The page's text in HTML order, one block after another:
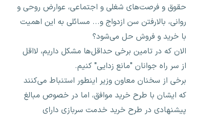
حقوق و فرصت‌های شغلی و اجتماعی، عوارض روحی و
روانی، بالارفتن سن ازدواج و... مسائلی به این اهمیت
با خرید و فروش حل می‌شود؟
الان که در تامین برخی حداقل‌ها مشکل داریم، لااقل
از سر راه جوانان "مانع زدایی" کنیم.
برخی از سخنان معاون وزیر اینطور استنباط می‌کنند
که ایشان با طرح خرید موافق، اما در خصوص مبالغ
پیشنهادی در طرح خرید خدمت سربازی دارای